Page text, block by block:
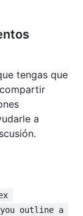
tengas que
a
outline a